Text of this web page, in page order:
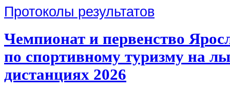
Протоколы результатов
Чемпионат и первенство
по спортивному туризму на
дистанциях 2026